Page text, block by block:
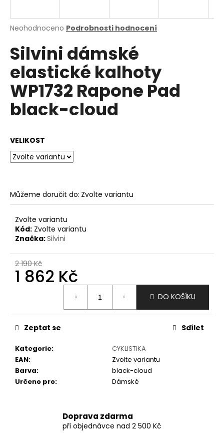
Průměrné
produktu
je
z
5
hvězdiček.
Neohodnoceno Podrobnosti hodnocení
Silvini dámské
elastické kalhoty
WP1732 Rapone Pad
black-cloud
VELIKOST
Můžeme doručit do: Zvolte variantu
Zvolte variantu
Kód: Zvolte variantu
Značka:Silvini
2 190 Kč
1 862 Kč
DO KOŠÍKU
Kategorie:
CYKLISTIKA
EAN:
Zvolte variantu
Barva:
black-cloud
Určeno pro: Dámské
Zeptat se Sdílet
Doprava zdarma
při objednávce nad 2 500 Kč
j
t
?
HLEDAT
D
o
r
u
č
u
e
m